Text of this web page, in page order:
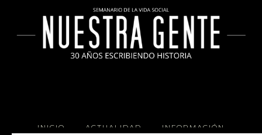
INICIO ACTUALIDAD INFORMACIÓN